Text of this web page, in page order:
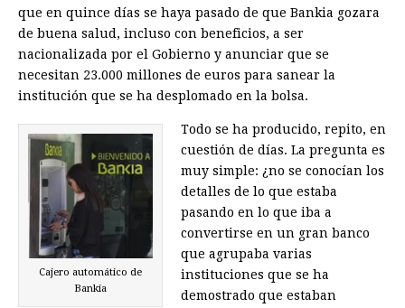
que en quince días se haya pasado de que Bankia gozara
de buena salud, incluso con beneficios, a ser
nacionalizada por el Gobierno y anunciar que se
necesitan 23.000 millones de euros para sanear la
institución que se ha desplomado en la bolsa.
Cajero automático de
Bankia
Todo se ha producido, repito, en
cuestión de días. La pregunta es
muy simple: ¿no se conocían los
detalles de lo que estaba
pasando en lo que iba a
convertirse en un gran banco
que agrupaba varias
instituciones que se ha
demostrado que estaban